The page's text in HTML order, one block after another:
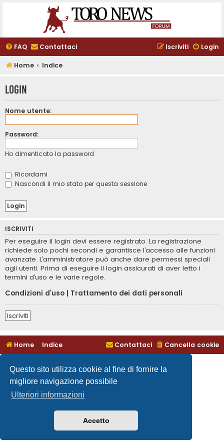
Questo sito utilizza cookie al fine di fornire la
migliore navigazione possibile
Ulteriori informazioni
Accetto
FAQ Contattaci Login
Iscriviti
Home Indice
Login
Nome utente:
Password:
Ho dimenticato la password
Ricordami
Nascondi il mio stato per questa sessione
ISCRIVITI
Per eseguire il login devi essere registrato. La registrazione
richiede solo pochi secondi e garantisce l’accesso alle funzioni
avanzate. L’amministratore può anche dare permessi speciali
agli utenti. Prima di eseguire il login assicurati di aver letto i
termini d’uso e le varie regole.
Condizioni d’uso | Trattamento dei dati personali
Iscriviti
Home Indice Cancella cookie
Contattaci